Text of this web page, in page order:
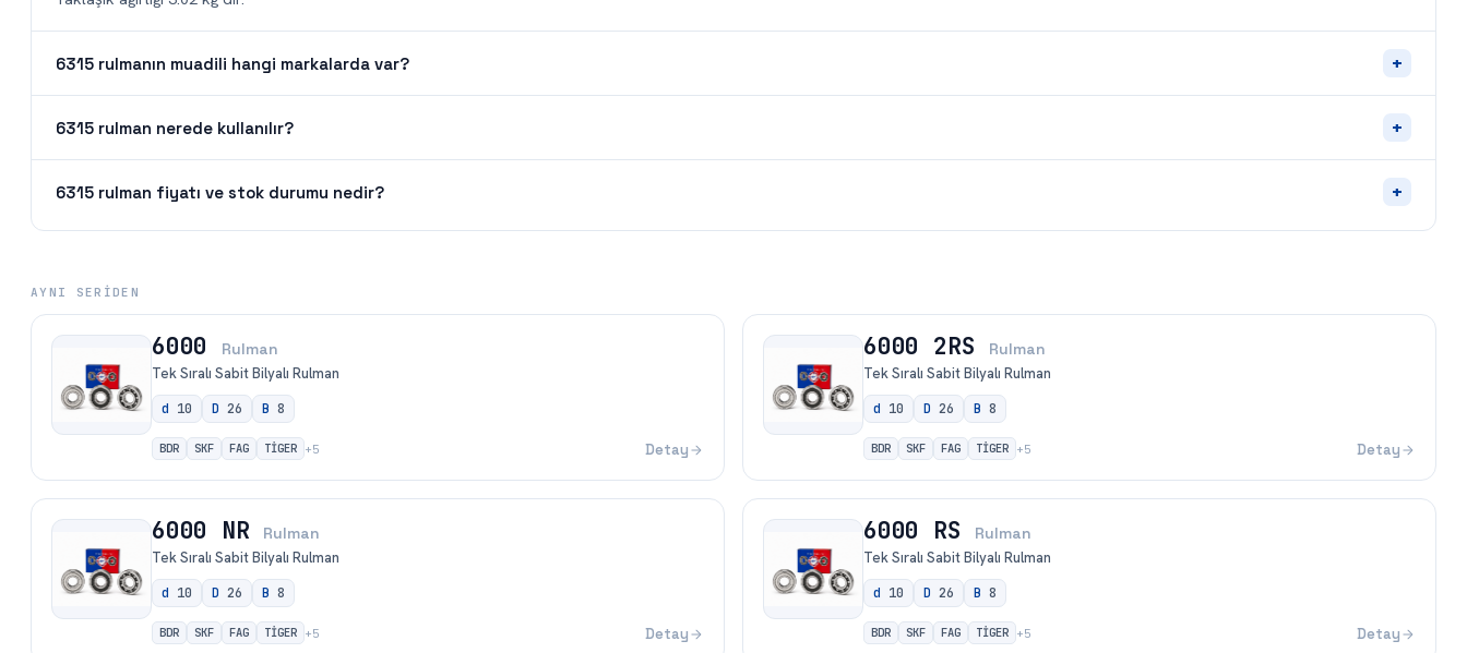
6315 rulmanın muadili hangi markalarda var? +
6315 rulman nerede kullanılır? +
6315 rulman fiyatı ve stok durumu nedir? +
AYNI SERIDEN
6000 Rulman
Tek Sıralı Sabit Bilyalı Rulman
d 10 D 26 B 8
BDR SKF FAG TİGER +5 Detay
6000 2RS Rulman
Tek Sıralı Sabit Bilyalı Rulman
d 10 D 26 B 8
BDR SKF FAG TİGER +5 Detay
6000 NR Rulman
Tek Sıralı Sabit Bilyalı Rulman
d 10 D 26 B 8
BDR SKF FAG TİGER +5 Detay
6000 RS Rulman
Tek Sıralı Sabit Bilyalı Rulman
d 10 D 26 B 8
BDR SKF FAG TİGER +5 Detay